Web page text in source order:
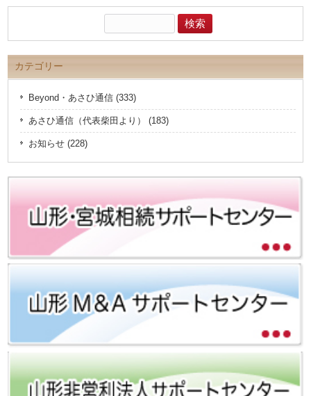
索:
カテゴリー
Beyond・あさひ通信 (333)
あさひ通信（代表柴田より） (183)
お知らせ (228)